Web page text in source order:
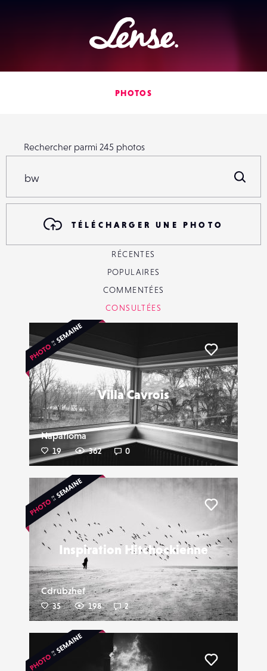
Lense
PHOTOS
Rechercher parmi 245 photos
TÉLÉCHARGER UNE PHOTO
RÉCENTES
POPULAIRES
COMMENTÉES
CONSULTÉES
Villa Cavrois
Napafloma
19 362 0
Liker
Inspiration Hitchockienne
Cdrubzhef
35 198 2